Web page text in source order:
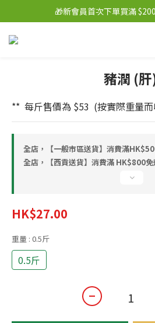
🎁新會員首次下單買滿
豬潤 (
**  每斤售價為 $53  (按實際重量
全店，【一般市區送貨】消費滿
全店，【西貢送貨】消費滿 HK$800
HK$27.00
重量 : 0.5斤
0.5斤